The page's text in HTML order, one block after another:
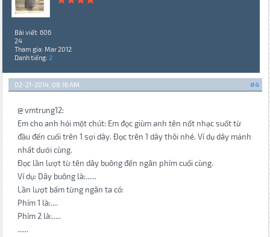
Bài viết: 606
24
Tham gia: Mar 2012
Danh tiếng: 2
#4
02-21-2014, 08:16 AM
@ vmtrung12:
Em cho anh hỏi một chút: Em đọc giùm anh tên nốt nhạc suốt từ
đầu đến cuối trên 1 sợi dây. Đọc trên 1 dây thôi nhé. Ví dụ dây mảnh
nhất dưới cùng.
Đọc lần lượt từ tên dây buông đến ngăn phím cuối cùng.
Ví dụ: Dây buông là:......
Lần lượt bấm từng ngăn ta có:
Phím 1 là:....
Phím 2 là:.....
......